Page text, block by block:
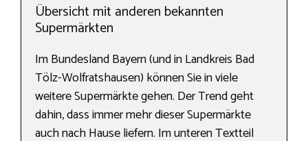
Übersicht mit anderen bekannten
Supermärkten
Im Bundesland Bayern (und in Landkreis Bad
Tölz-Wolfratshausen) können Sie in viele
weitere Supermärkte gehen. Der Trend geht
dahin, dass immer mehr dieser Supermärkte
auch nach Hause liefern. Im unteren Textteil